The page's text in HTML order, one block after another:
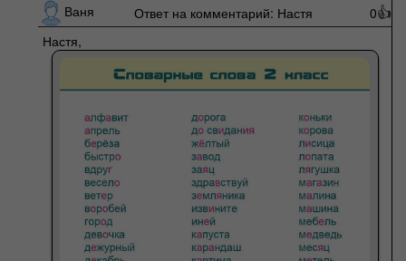
Ваня
Ответ на комментарий: Настя 0👍
Настя,